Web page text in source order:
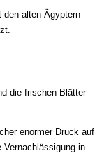
den alten Ägyptern
die frischen Blätter
enormer Druck auf
in